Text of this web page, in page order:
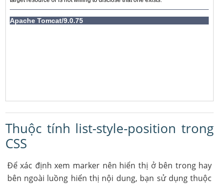
Thuộc tính list-style-position trong
CSS
Để xác định xem marker nên hiển thị ở bên trong hay
bên ngoài luồng hiển thị nội dung, bạn sử dụng thuộc